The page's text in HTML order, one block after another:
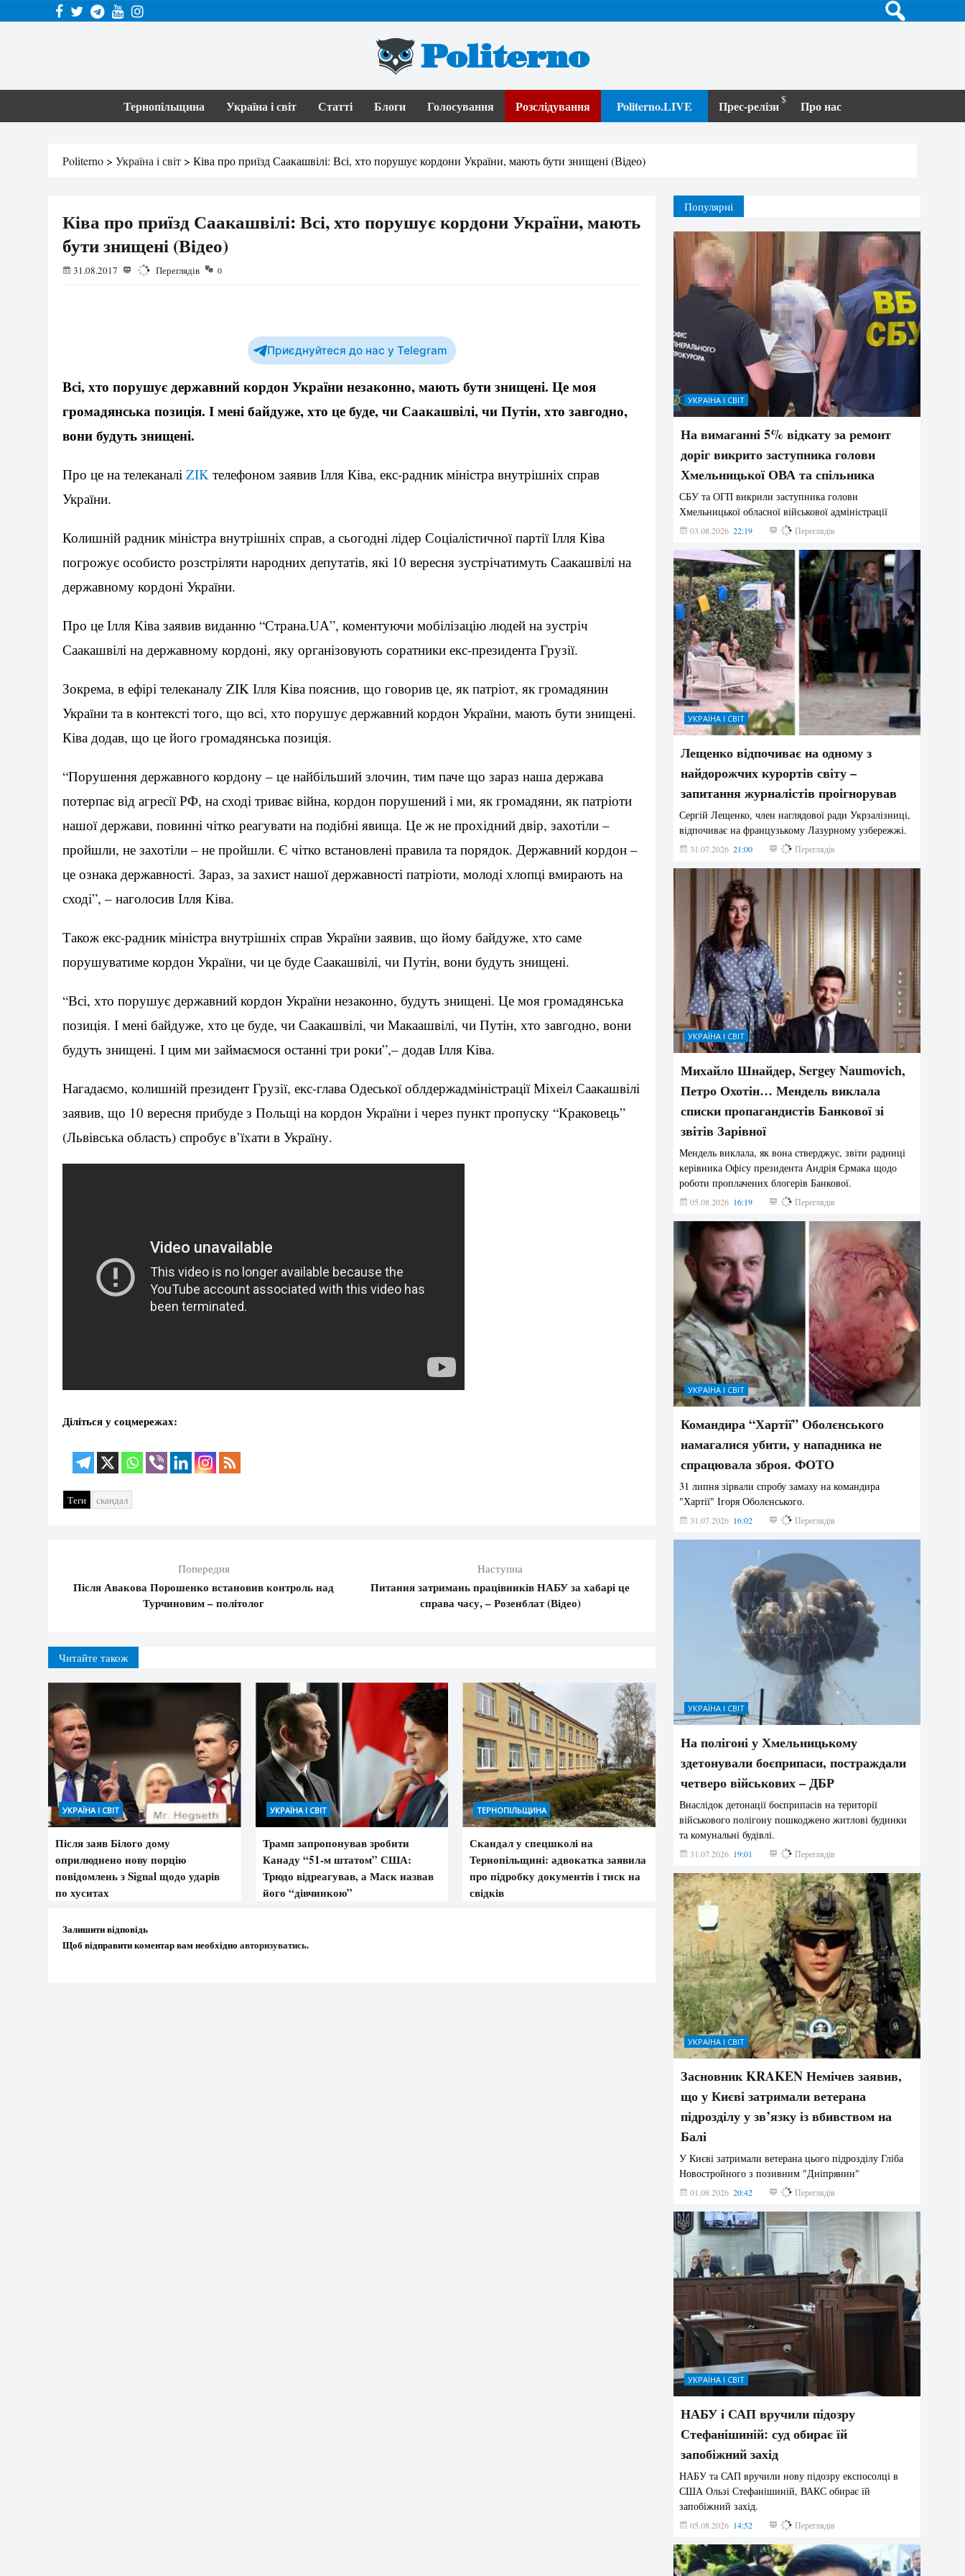
Politerno
Тернопільщина Україна і світ Статті Блоги Голосування Розслідування Politerno.LIVE Прес-релізи Про нас
Politerno > Україна і світ > Ківа про приїзд Саакашвілі: Всі, хто порушує кордони України, мають бути знищені (Відео)
Ківа про приїзд Саакашвілі: Всі, хто порушує кордони України, мають
бути знищені (Відео)
31.08.2017 2112 Переглядів 0
Приєднуйтеся до нас у Telegram
Всі, хто порушує державний кордон України незаконно, мають бути знищені. Це моя
громадянська позиція. І мені байдуже, хто це буде, чи Саакашвілі, чи Путін, хто завгодно,
вони будуть знищені.
Про це на телеканалі ZIK телефоном заявив Ілля Ківа, екс-радник міністра внутрішніх справ
України.
Колишній радник міністра внутрішніх справ, а сьогодні лідер Соціалістичної партії Ілля Ківа
погрожує особисто розстріляти народних депутатів, які 10 вересня зустрічатимуть Саакашвілі на
державному кордоні України.
Про це Ілля Ківа заявив виданню “Страна.UА”, коментуючи мобілізацію людей на зустріч
Саакашвілі на державному кордоні, яку організовують соратники екс-президента Грузії.
Зокрема, в ефірі телеканалу ZIK Ілля Ківа пояснив, що говорив це, як патріот, як громадянин
України та в контексті того, що всі, хто порушує державний кордон України, мають бути знищені.
Ківа додав, що це його громадянська позиція.
“Порушення державного кордону – це найбільший злочин, тим паче що зараз наша держава
потерпає від агресії РФ, на сході триває війна, кордон порушений і ми, як громадяни, як патріоти
нашої держави, повинні чітко реагувати на подібні явища. Це ж не прохідний двір, захотіли –
пройшли, не захотіли – не пройшли. Є чітко встановлені правила та порядок. Державний кордон –
це ознака державності. Зараз, за захист нашої державності патріоти, молоді хлопці вмирають на
сході”, – наголосив Ілля Ківа.
Також екс-радник міністра внутрішніх справ України заявив, що йому байдуже, хто саме
порушуватиме кордон України, чи це буде Саакашвілі, чи Путін, вони будуть знищені.
“Всі, хто порушує державний кордон України незаконно, будуть знищені. Це моя громадянська
позиція. І мені байдуже, хто це буде, чи Саакашвілі, чи Макаашвілі, чи Путін, хто завгодно, вони
будуть знищені. І цим ми займаємося останні три роки”,– додав Ілля Ківа.
Нагадаємо, колишній президент Грузії, екс-глава Одеської облдержадміністрації Міхеіл Саакашвілі
заявив, що 10 вересня прибуде з Польщі на кордон України і через пункт пропуску “Краковець”
(Львівська область) спробує в’їхати в Україну.
Діліться у соцмережах:
Теги скандал
Попередня
Після Авакова Порошенко встановив контроль над
Турчиновим – політолог
Наступна
Питання затримань працівників НАБУ за хабарі це
справа часу, – Розенблат (Відео)
Читайте також
УКРАЇНА І СВІТ
Після заяв Білого дому
оприлюднено нову порцію
повідомлень з Signal щодо ударів
по хуситах
УКРАЇНА І СВІТ
Трамп запропонував зробити
Канаду “51-м штатом” США:
Трюдо відреагував, а Маск назвав
його “дівчинкою”
ТЕРНОПІЛЬЩИНА
Скандал у спецшколі на
Тернопільщині: адвокатка заявила
про підробку документів і тиск на
свідків
Залишити відповідь
Щоб відправити коментар вам необхідно авторизуватись.
Популярні
УКРАЇНА І СВІТ
На вимаганні 5% відкату за ремонт
доріг викрито заступника голови
Хмельницької ОВА та спільника
СБУ та ОГП викрили заступника голови
Хмельницької обласної військової адміністрації
03.08.2026 22:19 853 Переглядів
УКРАЇНА І СВІТ
Лещенко відпочиває на одному з
найдорожчих курортів світу –
запитання журналістів проігнорував
Сергій Лещенко, член наглядової ради Укрзалізниці,
відпочиває на французькому Лазурному узбережжі.
31.07.2026 21:00 215 Переглядів
УКРАЇНА І СВІТ
Михайло Шнайдер, Sergey Naumovich,
Петро Охотін… Мендель виклала
списки пропагандистів Банкової зі
звітів Зарівної
Мендель виклала, як вона стверджує, звіти радниці
керівника Офісу президента Андрія Єрмака щодо
роботи проплачених блогерів Банкової.
05.08.2026 16:19 203 Переглядів
УКРАЇНА І СВІТ
Командира “Хартії” Оболєнського
намагалися убити, у нападника не
спрацювала зброя. ФОТО
31 липня зірвали спробу замаху на командира
"Хартії" Ігоря Оболєнського.
31.07.2026 16:02 198 Переглядів
УКРАЇНА І СВІТ
На полігоні у Хмельницькому
здетонували боєприпаси, постраждали
четверо військових – ДБР
Внаслідок детонації боєприпасів на території
військового полігону пошкоджено житлові будинки
та комунальні будівлі.
31.07.2026 19:01 190 Переглядів
УКРАЇНА І СВІТ
Засновник KRAKEN Немічев заявив,
що у Києві затримали ветерана
підрозділу у зв’язку із вбивством на
Балі
У Києві затримали ветерана цього підрозділу Гліба
Новостройного з позивним "Дніпрянин"
01.08.2026 20:42 181 Переглядів
УКРАЇНА І СВІТ
НАБУ і САП вручили підозру
Стефанішиній: суд обирає їй
запобіжний захід
НАБУ та САП вручили нову підозру експосолці в
США Ользі Стефанішиній, ВАКС обирає їй
запобіжний захід.
05.08.2026 14:52 146 Переглядів